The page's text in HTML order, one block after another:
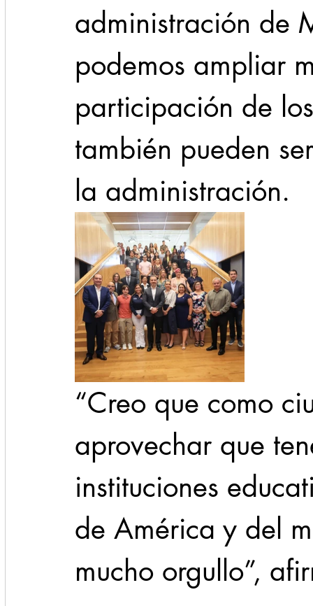
administración de
podemos ampliar
participación de
también pueden
la administración.
“Creo que como
aprovechar que
instituciones
de América y del
mucho orgullo”,